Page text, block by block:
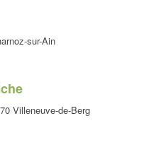
sur-Ain
Villeneuve-de-Berg